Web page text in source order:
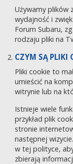
Używamy plików
wydajność i
Forum Subaru,
rodzaju pliki na
CZYM SĄ PLIKI
Pliki cookie to
umieścić na
witrynie lub na
Istnieje wiele
przykład plik
stronie
następnej
w tej polityce,
zbierają